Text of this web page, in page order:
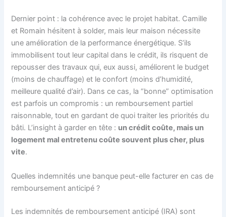
Dernier point : la cohérence avec le projet habitat. Camille
et Romain hésitent à solder, mais leur maison nécessite
une amélioration de la performance énergétique. S’ils
immobilisent tout leur capital dans le crédit, ils risquent de
repousser des travaux qui, eux aussi, améliorent le budget
(moins de chauffage) et le confort (moins d’humidité,
meilleure qualité d’air). Dans ce cas, la “bonne” optimisation
est parfois un compromis : un remboursement partiel
raisonnable, tout en gardant de quoi traiter les priorités du
bâti. L’insight à garder en tête : un crédit coûte, mais un
logement mal entretenu coûte souvent plus cher, plus
vite.
Quelles indemnités une banque peut-elle facturer en cas de
remboursement anticipé ?
Les indemnités de remboursement anticipé (IRA) sont